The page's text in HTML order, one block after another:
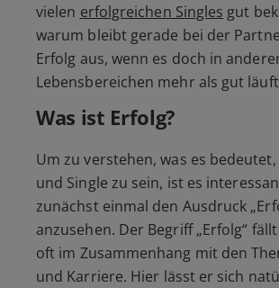
vielen erfolgreichen Singles gut
warum bleibt gerade bei der
Erfolg aus, wenn es doch in
Lebensbereichen mehr als gut
Was ist Erfolg?
Um zu verstehen, was es
und Single zu sein, ist es
zunächst einmal den Ausdruck
anzusehen. Der Begriff„Erfolg“
oft im Zusammenhang mit den
und Karriere. Hier lässt er sich